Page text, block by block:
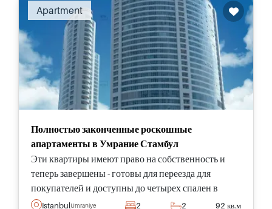
Apartment
Полностью законченные роскошные
апартаменты в Умрание Стамбул
Эти квартиры имеют право на собственность и
теперь завершены - готовы для переезда для
покупателей и доступны до четырех спален в
жилом и быстро развивающемся районе Умрание
IstanbulUmraniye 2 2 92 кв.м